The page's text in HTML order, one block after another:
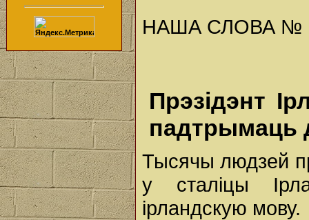
НАША СЛОВА № 16
Прэзідэнт
падтрымаць
Тысячы людзей
у сталіцы
ірландскую мову.